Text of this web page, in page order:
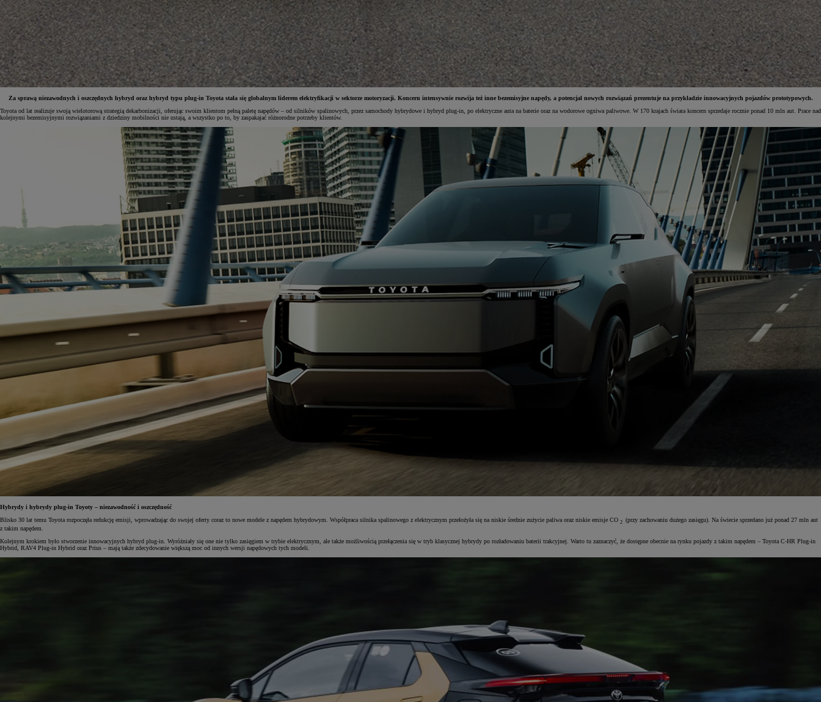
Za sprawą niezawodnych i oszczędnych hybryd oraz hybryd typu plug-in Toyota stała się globalnym liderem elektryfikacji w sektorze motoryzacji. Koncern intensywnie rozwija też inne bezemisyjne napędy, a potencjał nowych rozwiązań prezentuje na przykładzie innowacyjnych pojazdów prototypowych.
Toyota od lat realizuje swoją wielotorową strategią dekarbonizacji, oferując swoim klientom pełną paletę napędów – od silników spalinowych, przez samochody hybrydowe i hybryd plug-in, po elektryczne auta na baterie oraz na wodorowe ogniwa paliwowe. W 170 krajach świata koncern sprzedaje rocznie ponad 10 mln aut. Prace nad
kolejnymi bezemisyjnymi rozwiązaniami z dziedziny mobilności nie ustają, a wszystko po to, by zaspakajać różnorodne potrzeby klientów.
Hybrydy i hybrydy plug-in Toyoty – niezawodność i oszczędność
Blisko 30 lat temu Toyota rozpoczęła redukcję emisji, wprowadzając do swojej oferty coraz to nowe modele z napędem hybrydowym. Współpraca silnika spalinowego z elektrycznym przełożyła się na niskie średnie zużycie paliwa oraz niskie emisje CO 2 (przy zachowaniu dużego zasięgu). Na świecie sprzedano już ponad 27 mln aut
z takim napędem.
Kolejnym krokiem było stworzenie innowacyjnych hybryd plug-in. Wyróżniały się one nie tylko zasięgiem w trybie elektrycznym, ale także możliwością przełączenia się w tryb klasycznej hybrydy po rozładowaniu baterii trakcyjnej. Warto tu zaznaczyć, że dostępne obecnie na rynku pojazdy z takim napędem – Toyota C-HR Plug-in
Hybrid, RAV4 Plug-in Hybrid oraz Prius – mają także zdecydowanie większą moc od innych wersji napędowych tych modeli.